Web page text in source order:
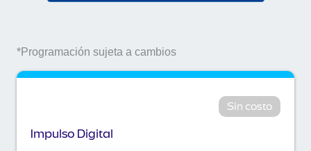
*Programación sujeta a cambios
Sin costo
Impulso Digital